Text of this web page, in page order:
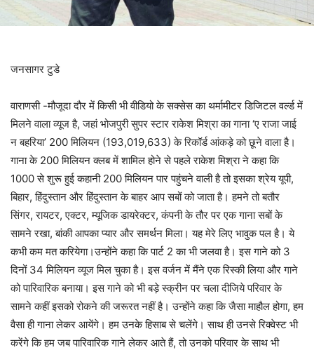
जनसागर टुडे
वाराणसी -मौजूदा दौर में किसी भी वीडियो के सक्‍सेस का थर्मामीटर डिजिटल वर्ल्‍ड में
मिलने वाला व्‍यूज है, जहां भोजपुरी सुपर स्‍टार राकेश मिश्रा का गाना ‘ए राजा जाई
न बहरिया’ 200 मिलियन (193,019,633) के रिकॉर्ड आंकड़े को छूने वाला है।
गाना के 200 मिलियन क्‍लब में शामिल होने से पहले राकेश मिश्रा ने कहा कि
1000 से शुरू हुई कहानी 200 मिलियन पार पहुंचने वाली है तो इसका श्रेय यूपी,
बिहार, हिंदुस्‍तान और हिंदुस्‍तान के बाहर आप सबों को जाता है। हमने तो बतौर
सिंगर, रायटर, एक्‍टर, म्‍यूजिक डायरेक्‍टर, कंपनी के तौर पर एक गाना सबों के
सामने रखा, बांकी आपका प्‍यार और समर्थन मिला। यह मेरे लिए भावुक पल है। ये
कभी कम मत करियेगा।उन्‍होंने कहा कि पार्ट 2 का भी जलवा है। इस गाने को 3
दिनों 34 मिलियन व्‍यूज मिल चुका है। इस वर्जन में मैंने एक रिस्की लिया और गाने
को पारिवारिक बनाया। इस गाने को भी बड़े स्‍क्रीन पर चला दीजिये परिवार के
सामने कहीं इसको रोकने की जरूरत नहीं है। उन्‍होंने कहा कि जैसा माहौल होगा, हम
वैसा ही गाना लेकर आयेंगे। हम उनके हिसाब से चलेंगे। साथ ही उनसे रिक्‍वेस्‍ट भी
करेंगे कि हम जब पारिवारिक गाने लेकर आते हैं, तो उनको परिवार के साथ भी